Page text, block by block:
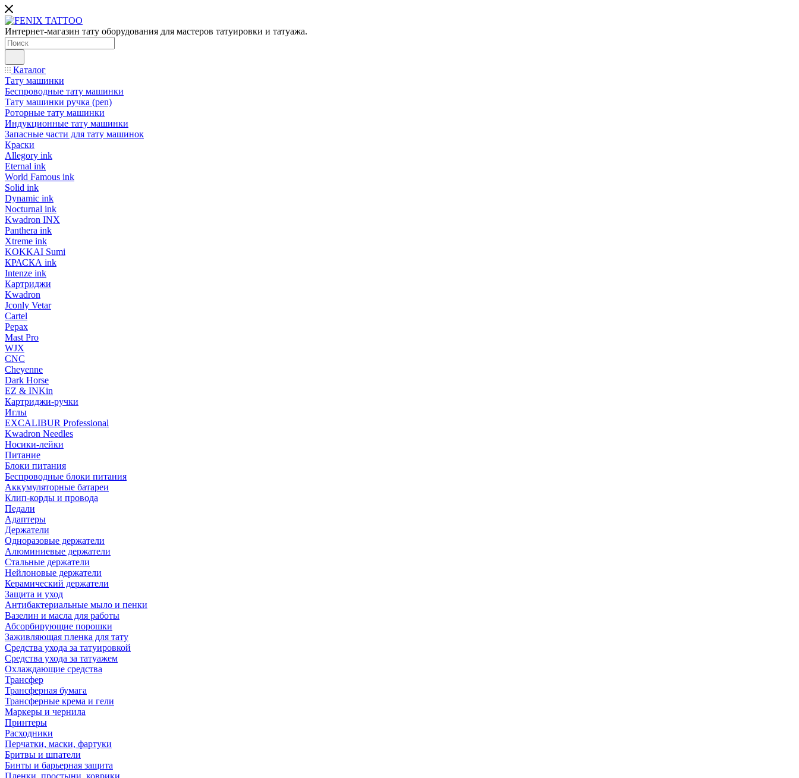
Интернет-магазин тату оборудования для мастеров татуировки и татуажа.
Каталог
Тату машинки
Беспроводные тату машинки
Тату машинки ручка (pen)
Роторные тату машинки
Индукционные тату машинки
Запасные части для тату машинок
Краски
Allegory ink
Eternal ink
World Famous ink
Solid ink
Dynamic ink
Nocturnal ink
Kwadron INX
Panthera ink
Xtreme ink
KOKKAI Sumi
КРАСКА ink
Intenze ink
Картриджи
Kwadron
Jconly Vetar
Cartel
Pepax
Mast Pro
WJX
CNC
Cheyenne
Dark Horse
EZ & INKin
Картриджи-ручки
Иглы
EXCALIBUR Professional
Kwadron Needles
Носики-лейки
Питание
Блоки питания
Беспроводные блоки питания
Аккумуляторные батареи
Клип-корды и провода
Педали
Адаптеры
Держатели
Одноразовые держатели
Алюминиевые держатели
Стальные держатели
Нейлоновые держатели
Керамический держатели
Защита и уход
Антибактериальные мыло и пенки
Вазелин и масла для работы
Абсорбирующие порошки
Заживляющая пленка для тату
Средства ухода за татуировкой
Средства ухода за татуажем
Охлаждающие средства
Трансфер
Трансферная бумага
Трансферные крема и гели
Маркеры и чернила
Принтеры
Расходники
Перчатки, маски, фартуки
Бритвы и шпатели
Бинты и барьерная защита
Пленки, простыни, коврики